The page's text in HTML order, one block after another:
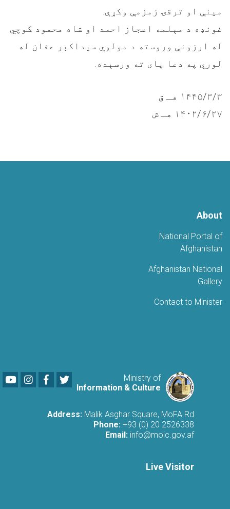
مينې او ترقۍ زمزمې وکړې.
غونډه د مېلمه اعجاز احمد او شاه محمود کوچي
له ارزونې وروسته د مولوي سيداکبر عفان له
لوري په دعا پای ته ورسېده.
۱۴۴۵/۳/۳ هـ ق
۱۴۰۲/۶/۲۷ هـ ش
About
National Portal of
Afghanistan
Afghanistan National
Gallery
Contact to Minister
Ministry of
Information & Culture
YoutubeLinkedIn
Facebook
Address: Malik Asghar Square, MoFA Rd
Phone: +93 (0) 20 2526338
Email: info@moic.gov.af
Live Visitor